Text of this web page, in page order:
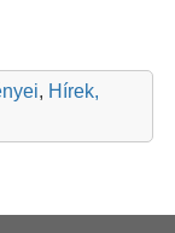
, Hírek,